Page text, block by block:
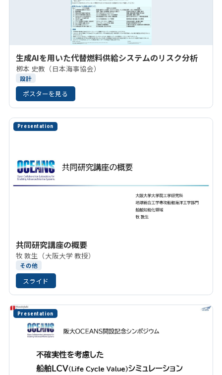
生成AIを用いた代替燃料供給システムのリスク分析
栁本 史教（日本海事協会）
設計
ポスターを見る
Presentation
共同研究講座の概要
牧 敦生（大阪大学 教授）
その他
スライド
Presentation